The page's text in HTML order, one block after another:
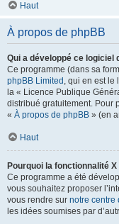
Haut
À propos de phpBB
Qui a développé ce logiciel
Ce programme (dans sa
phpBB Limited , qui en est le
la « Licence Publique
distribué gratuitement. Pour
« À propos de phpBB » (en
Haut
Pourquoi la fonctionnalité
Ce programme a été
vous souhaitez proposer
vous rendre sur notre centre
les idées soumises par